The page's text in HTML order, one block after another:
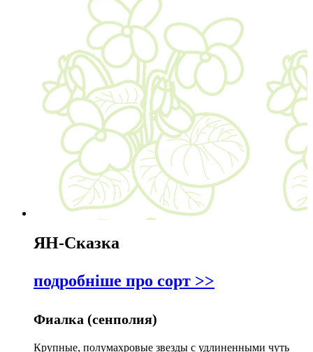
ЯН-Сказка
подробніше про сорт >>
Фиалка (сенполия)
Крупные, полумахровые звезды с удлиненными чуть